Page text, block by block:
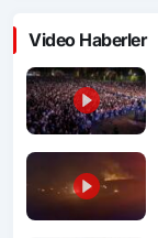
Video Haberler